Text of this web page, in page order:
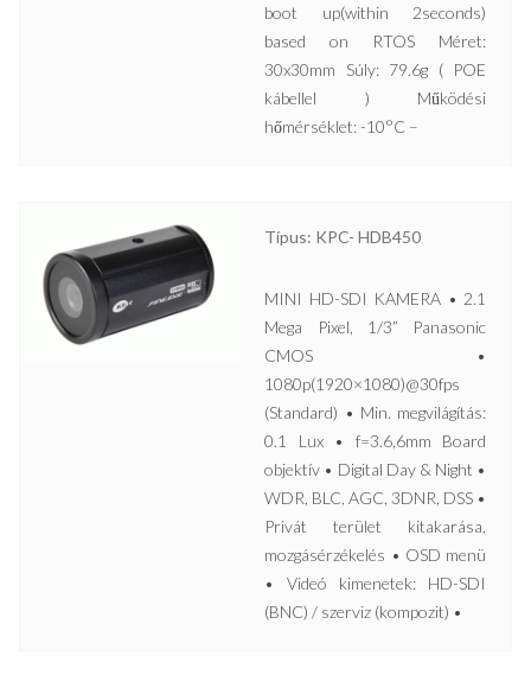
boot up(within 2seconds)
based on RTOS Méret:
30x30mm Súly: 79.6g ( POE
kábellel ) Működési
hőmérséklet: -10°C –
Típus: KPC- HDB450
MINI HD-SDI KAMERA • 2.1
Mega Pixel, 1/3” Panasonic
CMOS •
1080p(1920×1080)@30fps
(Standard) • Min. megvilágítás:
0.1 Lux • f=3.6,6mm Board
objektív • Digital Day & Night •
WDR, BLC, AGC, 3DNR, DSS •
Privát terület kitakarása,
mozgásérzékelés • OSD menü
• Videó kimenetek: HD-SDI
(BNC) / szerviz (kompozit) •